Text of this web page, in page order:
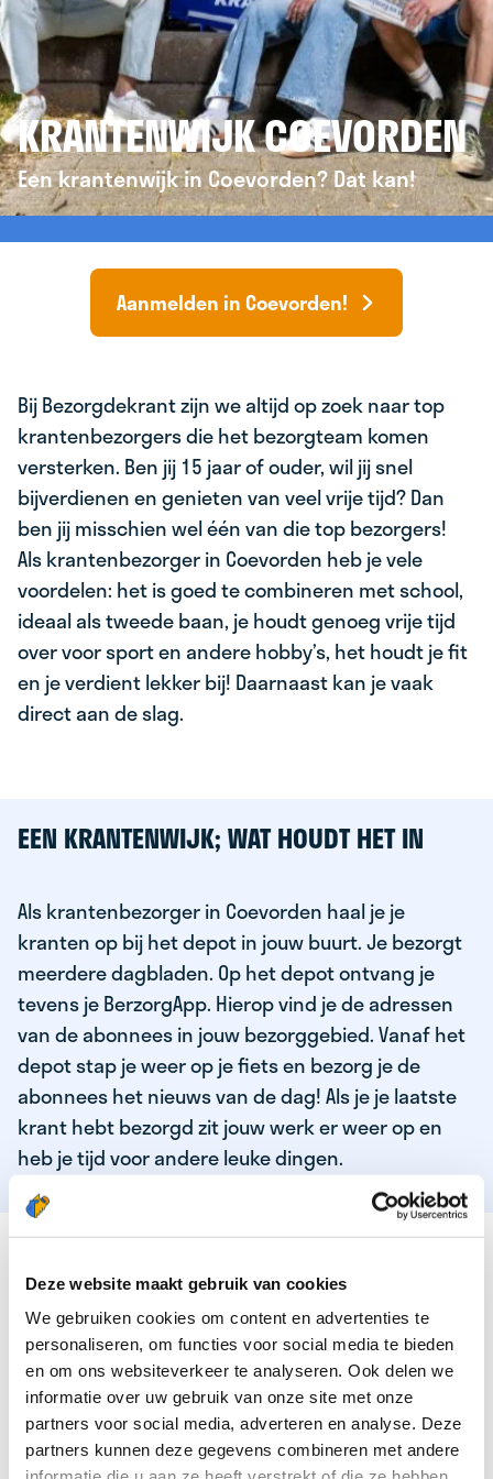
Deze website maakt gebruik van cookies
We gebruiken cookies om content en advertenties te
personaliseren, om functies voor social media te bieden
en om ons websiteverkeer te analyseren. Ook delen we
informatie over uw gebruik van onze site met onze
partners voor social media, adverteren en analyse. Deze
partners kunnen deze gegevens combineren met andere
KRANTENWIJK COEVORDEN
Een krantenwijk in Coevorden? Dat kan!
Aanmelden in Coevorden!
Bij Bezorgdekrant zijn we altijd op zoek naar top
krantenbezorgers die het bezorgteam komen
versterken. Ben jij 15 jaar of ouder, wil jij snel
bijverdienen en genieten van veel vrije tijd? Dan
ben jij misschien wel één van die top bezorgers!
Als krantenbezorger in Coevorden heb je vele
voordelen: het is goed te combineren met school,
ideaal als tweede baan, je houdt genoeg vrije tijd
over voor sport en andere hobby’s, het houdt je fit
en je verdient lekker bij! Daarnaast kan je vaak
direct aan de slag.
EEN KRANTENWIJK; WAT HOUDT HET IN
Als krantenbezorger in Coevorden haal je je
kranten op bij het depot in jouw buurt. Je bezorgt
meerdere dagbladen. Op het depot ontvang je
tevens je BerzorgApp. Hierop vind je de adressen
van de abonnees in jouw bezorggebied. Vanaf het
depot stap je weer op je fiets en bezorg je de
abonnees het nieuws van de dag! Als je je laatste
krant hebt bezorgd zit jouw werk er weer op en
heb je tijd voor andere leuke dingen.
DEZE KWALITEITEN HEEFT ONZE TOP
KRANTENBEZORGER
Je bent verantwoordelijk en zelfstandig
Je houdt van lekker bewegen in de frisse lucht
Je houdt vooral van fijn werk dat lekker bijverdient!
Je wordt blij van het bezorgen van het laatste nieuws